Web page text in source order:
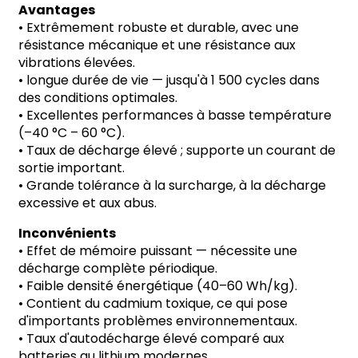
Avantages
• Extrêmement robuste et durable, avec une
résistance mécanique et une résistance aux
vibrations élevées.
• longue durée de vie — jusqu'à 1 500 cycles dans
des conditions optimales.
• Excellentes performances à basse température
(–40°C – 60°C).
• Taux de décharge élevé ; supporte un courant de
sortie important.
• Grande tolérance à la surcharge, à la décharge
excessive et aux abus.
Inconvénients
• Effet de mémoire puissant — nécessite une
décharge complète périodique.
• Faible densité énergétique (40–60 Wh/kg).
• Contient du cadmium toxique, ce qui pose
d'importants problèmes environnementaux.
• Taux d'autodécharge élevé comparé aux